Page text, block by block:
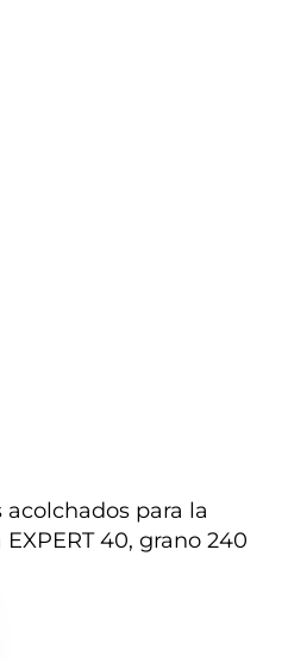
acolchados para la
40, grano 240